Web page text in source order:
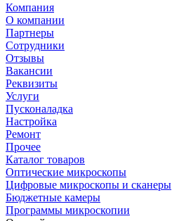
Компания
О компании
Партнеры
Сотрудники
Отзывы
Вакансии
Реквизиты
Услуги
Пусконаладка
Настройка
Ремонт
Прочее
Каталог товаров
Оптические микроскопы
Цифровые микроскопы и сканеры
Бюджетные камеры
Программы микроскопии